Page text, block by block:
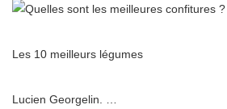
Les 10 meilleurs légumes
Lucien Georgelin. …